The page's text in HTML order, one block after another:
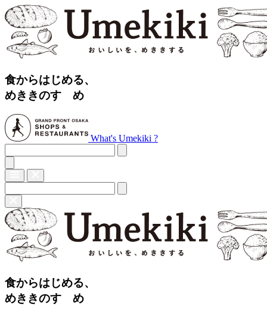
食からはじめる、
めききのすゝめ
What's Umekiki ?
食からはじめる、
めききのすゝめ